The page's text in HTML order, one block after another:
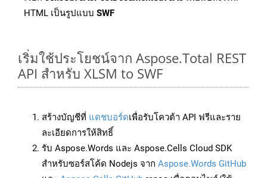
HTML เป็นรูปแบบ SWF
เริ่มใช้ประโยชน์จาก Aspose.Total REST
API สำหรับ XLSM to SWF
สร้างบัญชีที่ แดชบอร์ดเพื่อรับโควต้า API ฟรีและราย
ละเอียดการให้สิทธิ์
รับ Aspose.Words และ Aspose.Cells Cloud SDK
สำหรับซอร์สโค้ด Nodejs จาก Aspose.Words GitHub